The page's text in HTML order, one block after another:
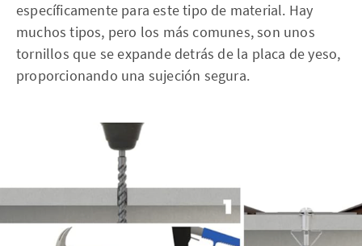
específicamente para este tipo de material. Hay
muchos tipos, pero los más comunes, son unos
tornillos que se expande detrás de la placa de yeso,
proporcionando una sujeción segura.